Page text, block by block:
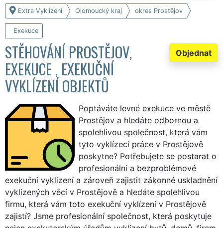
Extra Vyklízení Olomoucký kraj okres Prostějov
Exekuce
Objednat
STĚHOVÁNÍ PROSTĚJOV,
EXEKUCE , EXEKUČNÍ
VYKLÍZENÍ OBJEKTŮ
Poptáváte levné exekuce ve městě
Prostějov a hledáte odbornou a
spolehlivou společnost, která vám
tyto vyklízecí práce v Prostějově
poskytne? Potřebujete se postarat o
profesionální a bezproblémové
exekuční vyklizení a zároveň zajistit zákonné uskladnění
vyklizených věcí v Prostějově a hledáte spolehlivou
firmu, která vám toto exekuční vyklízení v Prostějově
zajistí? Jsme profesionální společnost, která poskytuje